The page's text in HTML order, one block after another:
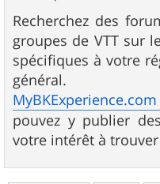
s
s
a
g
e
Recherchez des
groupes de VTT sur
spécifiques à votre
général.
pouvez y publier
votre intérêt à